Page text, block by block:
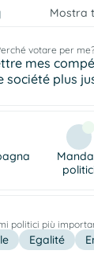
Mostra
votare per
mes
société plus
politici più
Egalité